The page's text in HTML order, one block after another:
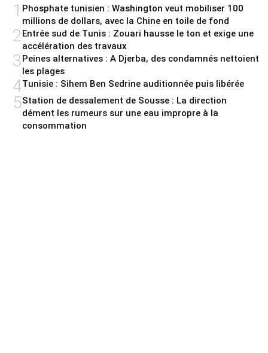
1 Phosphate tunisien : Washington veut mobiliser 100
millions de dollars, avec la Chine en toile de fond
2 Entrée sud de Tunis : Zouari hausse le ton et exige une
accélération des travaux
3 Peines alternatives : A Djerba, des condamnés nettoient
les plages
4Tunisie : Sihem Ben Sedrine auditionnée puis libérée
5Station de dessalement de Sousse : La direction
dément les rumeurs sur une eau impropre à la
consommation